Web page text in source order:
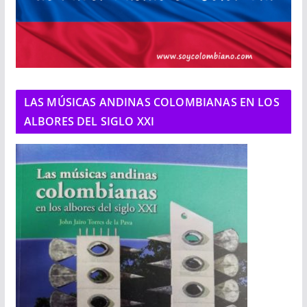
LAS MÚSICAS ANDINAS COLOMBIANAS EN LOS
ALBORES DEL SIGLO XXI